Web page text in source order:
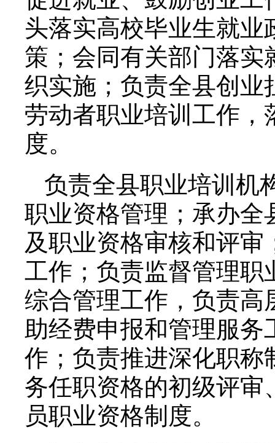
头落实高校毕业生就
策；会同有关部门落实
织实施；负责全县创业
劳动者职业培训工作，
度。
负责全县职业培训机
职业资格管理；承办全
及职业资格审核和评
工作；负责监督管理职
综合管理工作，负责高
助经费申报和管理服务
作；负责推进深化职称
务任职资格的初级评审
员职业资格制度。